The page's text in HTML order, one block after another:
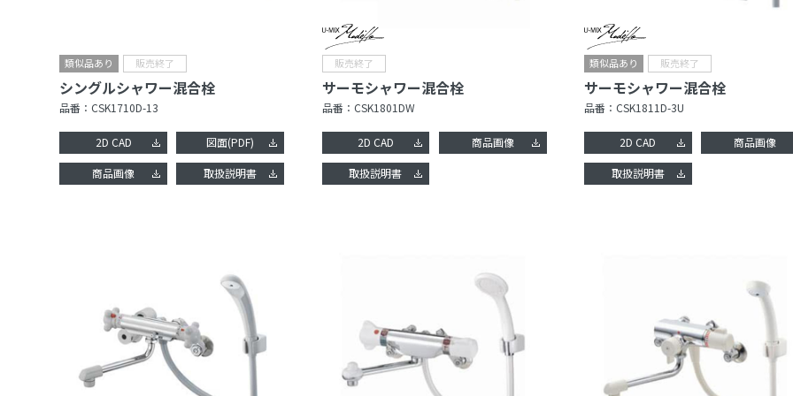
シングルシャワー混合栓
品番：CSK1710D-13
2D CAD 図面(PDF)
商品画像 取扱説明書
サーモシャワー混合栓
品番： CSK1801DW
2D CAD 商品画像
取扱説明書
サーモシャワー混合栓
品番： CSK1811D-3U
2D CAD 商品画像
取扱説明書